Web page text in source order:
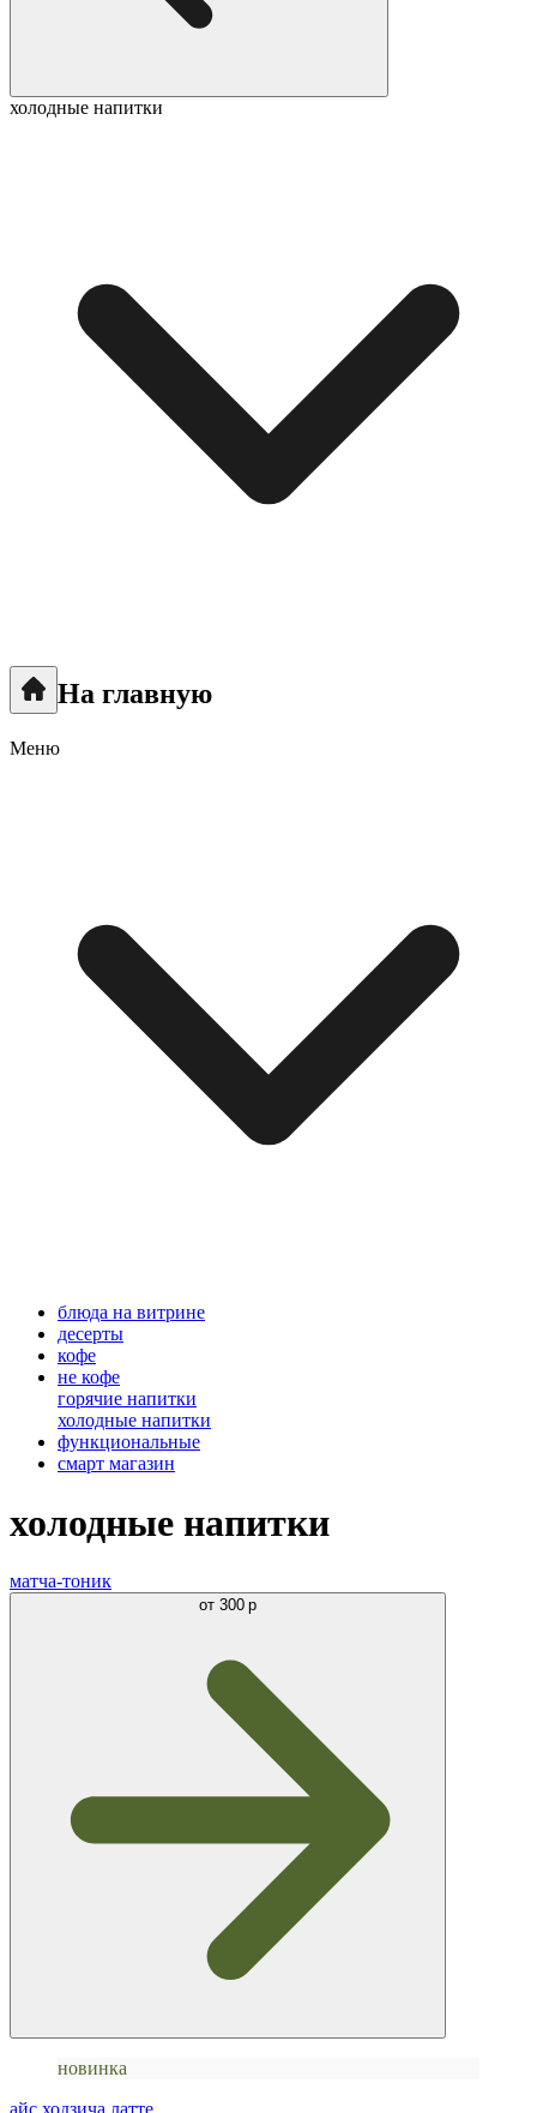
холодные напитки
На главную
Меню
блюда на витрине
десерты
кофе
не кофе
горячие напитки
холодные напитки
функциональные
смарт магазин
холодные напитки
матча-тоник
от 300 р
новинка